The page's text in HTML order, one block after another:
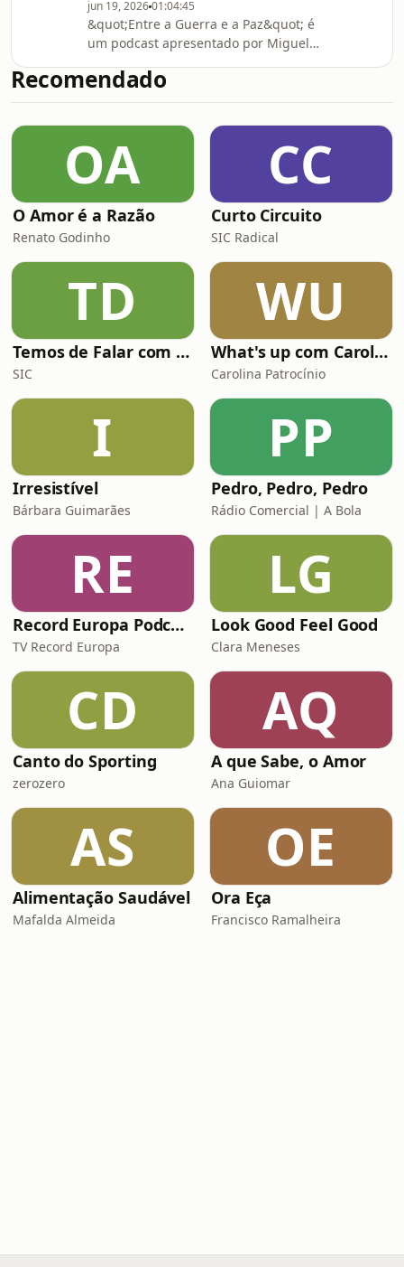
Em cada episódio, explora os desafios
globais do nosso tempo, combinando
análise e reflexão para um público
que quer acompanhar e compreender
os temas da
jun 19, 202601:04:45
&quot;Entre a Guerra e a Paz&quot; é
um podcast apresentado por Miguel
influência que tem nas nossas vidas.
O jornalista e escritor recebe
conflitos e a diplomacia internacional.
Em cada episódio, explora os desafios
globais do nosso tempo, combinando
análise e reflexão para um público
que quer acompanhar e compreender
os temas da
Recomendado
OA
O Amor é a Razão
Renato Godinho
CC
Curto Circuito
SIC Radical
TD
Temos de Falar com Elas
SIC
WU
What's up com Carolina Patrocínio
Carolina Patrocínio
I
Irresistível
Bárbara Guimarães
PP
Pedro, Pedro, Pedro
Rádio Comercial | A Bola
RE
Record Europa Podcast
TV Record Europa
LG
Look Good Feel Good
Clara Meneses
CD
Canto do Sporting
zerozero
AQ
A que Sabe, o Amor
Ana Guiomar
AS
Alimentação Saudável
Mafalda Almeida
OE
Ora Eça
Francisco Ramalheira